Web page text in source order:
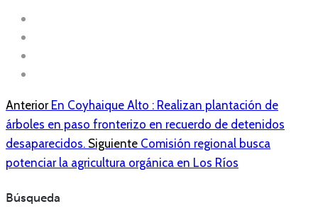
Anterior En Coyhaique Alto : Realizan plantación de
árboles en paso fronterizo en recuerdo de detenidos
desaparecidos. Siguiente Comisión regional busca
potenciar la agricultura orgánica en Los Ríos
Búsqueda